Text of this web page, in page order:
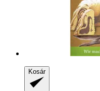
Kosár